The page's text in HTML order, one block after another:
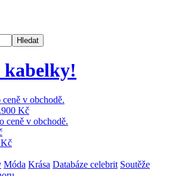
kabelky!
Móda Krása Databáze celebrit Soutěže